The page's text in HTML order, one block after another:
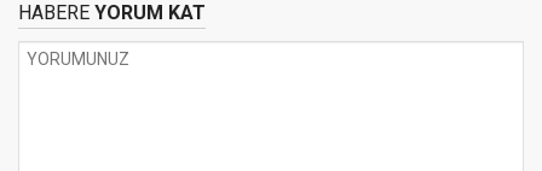
HABERE YORUM KAT